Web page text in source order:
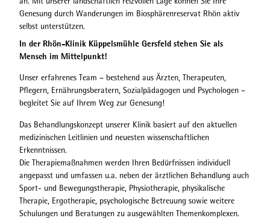
Genesung durch Wanderungen im Biosphärenreservat Rhön aktiv
selbst unterstützen.
In der Rhön-Klinik Küppelsmühle Gersfeld stehen Sie als
Mensch im Mittelpunkt!
Unser erfahrenes Team – bestehend aus Ärzten, Therapeuten,
Pflegern, Ernährungsberatern, Sozialpädagogen und Psychologen –
begleitet Sie auf Ihrem Weg zur Genesung!
Das Behandlungskonzept unserer Klinik basiert auf den aktuellen
medizinischen Leitlinien und neuesten wissenschaftlichen
Erkenntnissen.
Die Therapiemaßnahmen werden Ihren Bedürfnissen individuell
angepasst und umfassen u.a. neben der ärztlichen Behandlung auch
Sport- und Bewegungstherapie, Physiotherapie, physikalische
Therapie, Ergotherapie, psychologische Betreuung sowie weitere
Schulungen und Beratungen zu ausgewählten Themenkomplexen.